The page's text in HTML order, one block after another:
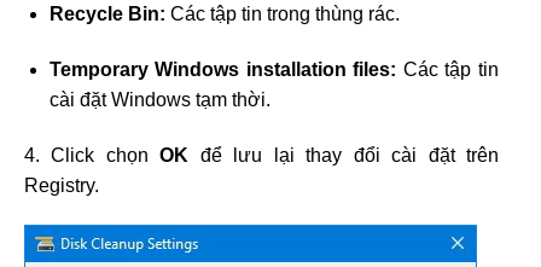
Recycle Bin: Các tập tin trong thùng rác.
Temporary Windows installation files: Các tập tin
cài đặt Windows tạm thời.
4. Click chọnOK để lưu lại thay đổi cài đặt trên
Registry.